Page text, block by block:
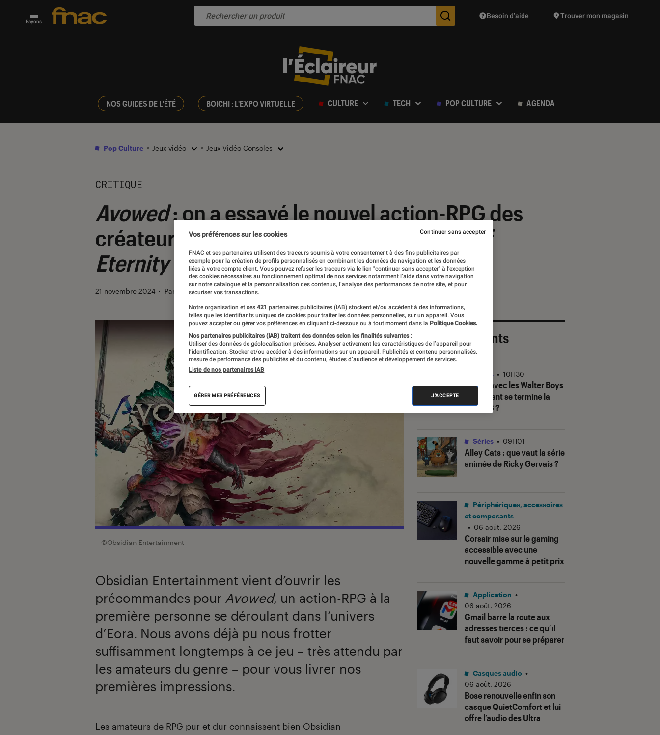
Rayons Des suggestions de produits vont vous être proposées
Besoin d’aide Trouver mon magasin
NOS GUIDES DE L'ÉTÉ BOICHI : L'EXPO VIRTUELLE CULTURE TECH POP CULTURE AGENDA
Pop Culture Jeux vidéo Jeux Vidéo Consoles
CRITIQUE
Avowed: on a essayé le nouvel action-RPG des
créateurs deFallout New Vegas
Pillars of
Eternity
21 novembre 2024 ・ Par Sofian Nouira
©Obsidian Entertainment
Obsidian Entertainment vient d’ouvrir les
précommandes pour Avowed, un action-RPG à la
première personne se déroulant dans l’univers
d’Eora. Nous avons déjà pu nous frotter
suffisamment longtemps à ce jeu – très attendu par
les amateurs du genre – pour vous livrer nos
premières impressions.
Introduction
Les amateurs de RPG pur et dur connaissent bien Obsidian
Les plus récents
Ma vie avec les Walter Boys
: comment se termine la
saison 3 ?
Séries • 10H30
Alley Cats: que vaut la série
animée de Ricky Gervais ?
Séries • 09H01
Corsair mise sur le gaming
accessible avec une
nouvelle gamme à petit prix
Périphériques, accessoires
et composants
• 06 août. 2026
Gmail barre la route aux
adresses tierces : ce qu’il
faut savoir pour se préparer
Application •
06 août. 2026
Bose renouvelle enfin son
casque QuietComfort et lui
offre l’audio des Ultra
Casques audio •
06 août. 2026
Vos préférences sur les cookies
FNAC et ses partenaires utilisent des traceurs soumis à votre consentement à des fins publicitaires par
exemple pour la création de profils personnalisés en combinant les données de navigation et les données
liées à votre compte client. Vous pouvez refuser les traceurs via le lien "continuer sans accepter" à l’exception
des cookies nécessaires au fonctionnement optimal de nos services notamment l’aide dans votre navigation
sur notre catalogue et la personnalisation des contenus, l’analyse des performances de notre site, et pour
sécuriser vos transactions.
Notre organisation et ses 421 partenaires publicitaires (IAB) stockent et/ou accèdent à des informations,
telles que les identifiants uniques de cookies pour traiter les données personnelles, sur un appareil. Vous
pouvez accepter ou gérer vos préférences en cliquant ci-dessous ou à tout moment dans la Politique Cookies.
Nos partenaires publicitaires (IAB) traitent des données selon les finalités suivantes :
Utiliser des données de géolocalisation précises. Analyser activement les caractéristiques de l’appareil pour
l’identification. Stocker et/ou accéder à des informations sur un appareil. Publicités et contenu personnalisés,
mesure de performance des publicités et du contenu, études d’audience et développement de services.
Liste de nos partenaires IAB
GÉRER MES PRÉFÉRENCES J'ACCEPTE
Continuer sans accepter